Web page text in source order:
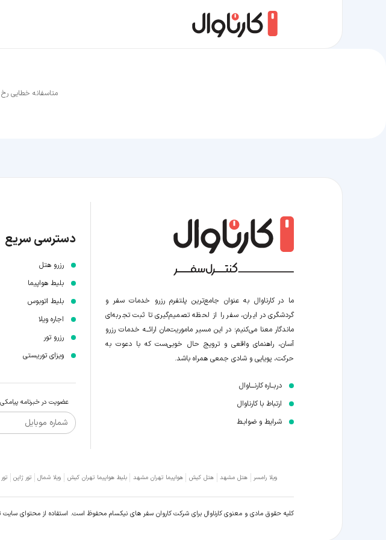
متاسفانه خطایی رخ
ما در کارناوال به عنوان جامع‌ترین پلتفرم رزرو خدمات سفر و
گردشگری در ایران، سفر را از لحظه‌ تصمیم‌گیری تا ثبت تجربه‌ای
ماندگار معنا می‌کنیم؛ در این مسیر‍ ماموریت‌مان اراﺋــﻪ خدمات رزرو
آسان، راهنمای واقعی و ترویج حال خوبی‌ست که با دعوت به
حرکت، پویایی و شادی جمعی همراه باشد.
دربــاره کارنـــاوال
ارتباط با کارناوال
شرایط و ضوابـط
دسترسی سریع
رزرو هتل
بلیط هواپیما
بلیط اتوبوس
اجاره ویلا
رزرو تور
ویزای توریستی
عضویت در خبرنامه پیامکی
شماره موبایل
ویلا رامسر هتل مشهد هتل کیش هواپیما تهران مشهد بلیط هواپیما تهران کیش ویلا شمال تور ژاپن
کلیه حقوق مادی و معنوی کارناوال برای شرکت کاروان سفر های نیکسام محفوظ است. استفاده از محتوای سایت